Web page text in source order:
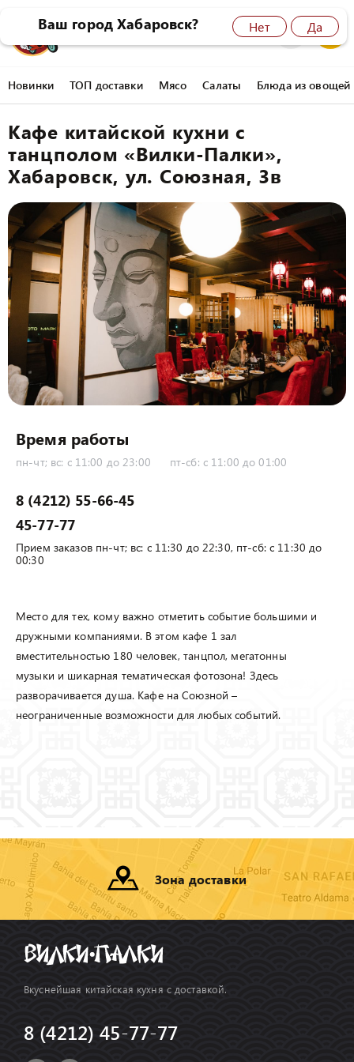
8 (4212) 45-77-77 0
Новинки ТОП доставки Мясо Салаты Блюда из овощей
Кафе китайской кухни с
танцполом «Вилки-Палки»,
Хабаровск, ул. Союзная, 3в
Время работы
пн-чт; вс: с 11:00 до 23:00 пт-сб: с 11:00 до 01:00
8 (4212) 55-66-45
45-77-77
Прием заказов пн-чт; вс: с 11:30 до 22:30, пт-сб: с 11:30 до
00:30
Место для тех, кому важно отметить событие большими и
дружными компаниями. В этом кафе 1 зал
вместительностью 180 человек, танцпол, мегатонны
музыки и шикарная тематическая фотозона! Здесь
разворачивается душа. Кафе на Союзной –
неограниченные возможности для любых событий.
Зона доставки
Вкуснейшая китайская кухня с доставкой.
8 (4212) 45-77-77
Ваш город Хабаровск? Да
Нет